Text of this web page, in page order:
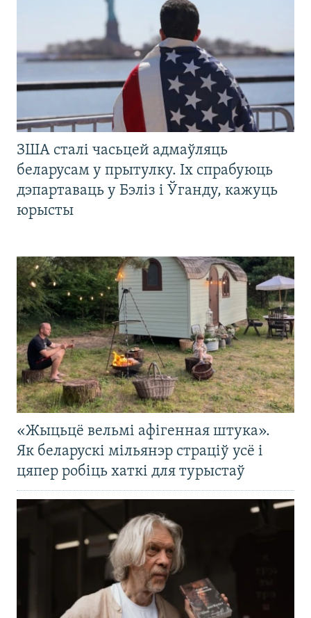
ЗША сталі часьцей адмаўляць
беларусам у прытулку. Іх спрабуюць
дэпартаваць у Бэліз і Ўганду, кажуць
юрысты
«Жыцьцё вельмі афігенная штука».
Як беларускі мільянэр страціў усё і
цяпер робіць хаткі для турыстаў